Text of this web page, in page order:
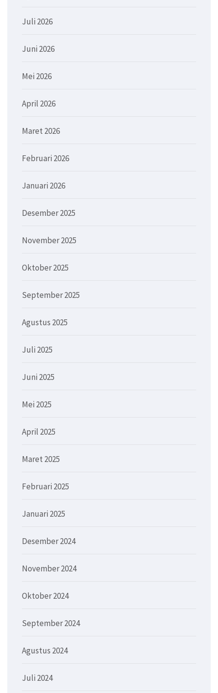
Juli 2026
Juni 2026
Mei 2026
April 2026
Maret 2026
Februari 2026
Januari 2026
Desember 2025
November 2025
Oktober 2025
September 2025
Agustus 2025
Juli 2025
Juni 2025
Mei 2025
April 2025
Maret 2025
Februari 2025
Januari 2025
Desember 2024
November 2024
Oktober 2024
September 2024
Agustus 2024
Juli 2024